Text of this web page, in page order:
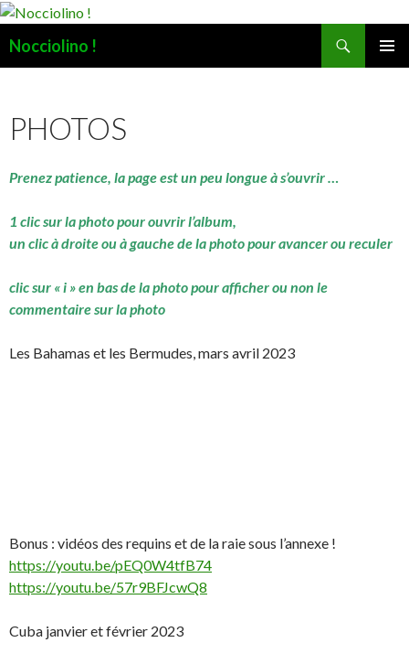
Nocciolino !
PHOTOS
Prenez patience, la page est un peu longue à s’ouvrir …
1 clic sur la photo pour ouvrir l’album,
un clic à droite ou à gauche de la photo pour avancer ou reculer
clic sur « i » en bas de la photo pour afficher ou non le
commentaire sur la photo
Les Bahamas et les Bermudes, mars avril 2023
Bonus : vidéos des requins et de la raie sous l’annexe !
https://youtu.be/pEQ0W4tfB74
https://youtu.be/57r9BFJcwQ8
Cuba janvier et février 2023